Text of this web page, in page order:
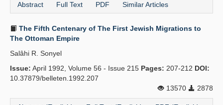
Abstract Full Text PDF Similar Articles
The Fifth Centenary of The First Jewish Migrations to
The Ottoman Empire
Salâhi R. Sonyel
Issue: April 1992, Volume 56 - Issue 215 Pages: 207-212 DOI:
10.37879/belleten.1992.207
13570
2878